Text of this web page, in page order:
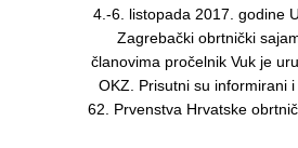
4.-6. listopada 2017. godine
Zagrebački obrtnički
članovima pročelnik Vuk je
OKZ. Prisutni su informirani
62. Prvenstva Hrvatske